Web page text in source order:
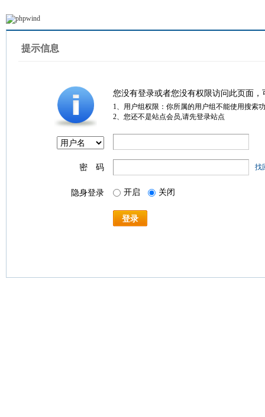
提示信息
您没有登录或者您没有权限访问此页面
1、用户组权限：你所属的用户组不能使用搜索
2、您还不是站点会员,请先登录站点
密 码 找
隐身登录 开启 关闭
登录